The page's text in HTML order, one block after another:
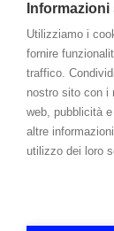
Utilizziamo i
fornire
traffico.
nostro sito con i
web, pubblicità
altre
utilizzo dei loro